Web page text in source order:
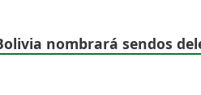
nombrará sendos